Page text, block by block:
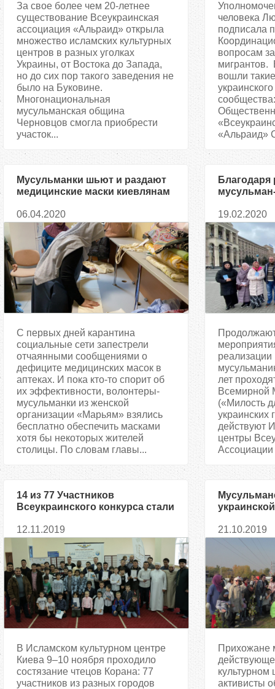
За свое более чем 20-летнее
существование Всеукраинская
ассоциация «Альраид» открыла
множество исламских культурных
центров в разных уголках
Украины, от Востока до Запада,
но до сих пор такого заведения не
было на Буковине.
Многонациональная
мусульманская община
Черновцов смогла приобрести
участок...
человека
подписала
вопросам
мигрантов.
вошли
«Альраид»
Мусульманки шьют и раздают
медицинские маски киевлянам
06.04.2020
С первых дней карантина
социальные сети запестрели
отчаянными сообщениями о
дефиците медицинских масок в
аптеках. И пока кто-то спорит об
их эффективности, волонтеры-
мусульманки из женской
организации «Марьям» взялись
бесплатно обеспечить масками
хотя бы некоторых жителей
столицы. По словам главы...
Благодаря
исламе
19.02.2020
реализации
лет
Всемирной
(«Милость
украинских
действуют
центры
14 из 77 Участников
Всеукраинского конкурса стали
12.11.2019
В Исламском культурном центре
Киева 9–10 ноября проходило
состязание чтецов Корана: 77
участников из разных городов
21.10.2019
Прихожане
культурном
активисты